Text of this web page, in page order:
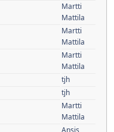
Martti
Mattila
Martti
Mattila
Martti
Mattila
tjh
tjh
Martti
Mattila
Ansis